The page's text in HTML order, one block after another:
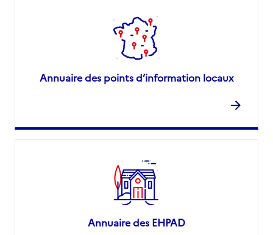
Annuaire des points d’information locaux
Annuaire des EHPAD